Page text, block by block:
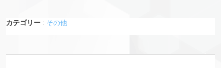
カテゴリー : その他